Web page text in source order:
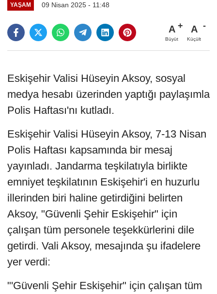
YAŞAM 09 Nisan 2025 - 11:48
A
Büyüt
A
Küçült
Eskişehir Valisi Hüseyin Aksoy, sosyal
medya hesabı üzerinden yaptığı paylaşımla
Polis Haftası'nı kutladı.
Eskişehir Valisi Hüseyin Aksoy, 7-13 Nisan
Polis Haftası kapsamında bir mesaj
yayınladı. Jandarma teşkilatıyla birlikte
emniyet teşkilatının Eskişehir'i en huzurlu
illerinden biri haline getirdiğini belirten
Aksoy, "Güvenli Şehir Eskişehir" için
çalışan tüm personele teşekkürlerini dile
getirdi. Vali Aksoy, mesajında şu ifadelere
yer verdi:
"'Güvenli Şehir Eskişehir" için çalışan tüm